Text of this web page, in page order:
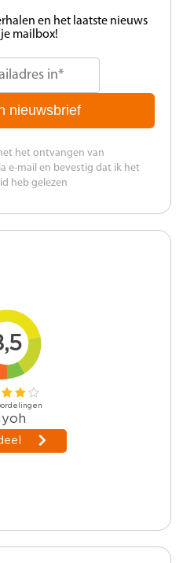
en het laatste nieuws
mailbox!
nieuwsbrief
het ontvangen van
e-mail en bevestig dat ik het
heb gelezen